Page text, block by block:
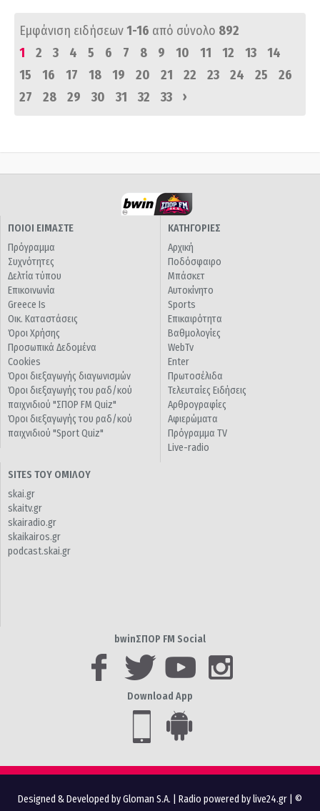
Εμφάνιση ειδήσεων1-16 από σύνολο 892
1
2 3 4 5 6 7 8 9 10 11 12 13
14
15
16 17 18 19 20 21 22 23 24 25
26
27
28 29 30 31 32 33 ›
ΠΟΙΟΙ ΕΙΜΑΣΤΕ
Πρόγραμμα
Συχνότητες
Δελτία τύπου
Επικοινωνία
Greece Is
Οικ. Καταστάσεις
Όροι Χρήσης
Προσωπικά Δεδομένα
Cookies
Όροι διεξαγωγής διαγωνισμών
Όροι διεξαγωγής του ραδ/κού
παιχνιδιού "ΣΠΟΡ FM Quiz"
Όροι διεξαγωγής του ραδ/κού
παιχνιδιού "Sport Quiz"
ΚΑΤΗΓΟΡΙΕΣ
Αρχική
Ποδόσφαιρο
Μπάσκετ
Αυτοκίνητο
Sports
Επικαιρότητα
Βαθμολογίες
WebTv
Enter
Πρωτοσέλιδα
Τελευταίες Ειδήσεις
Αρθρογραφίες
Αφιερώματα
Πρόγραμμα TV
Live-radio
SITES ΤΟΥ ΟΜΙΛΟΥ
skai.gr
skaitv.gr
skairadio.gr
skaikairos.gr
podcast.skai.gr
bwinΣΠΟΡ FM Social
Download App
Designed & Developed by Gloman S.A. Radio powered by live24.gr | ©